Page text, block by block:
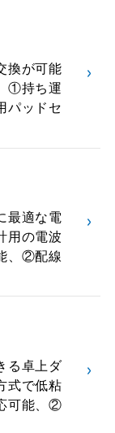
換が可能
①持ち運
パッドセ
最適な電
用の電波
、②配線
る卓上ダ
式で低粘
可能、②